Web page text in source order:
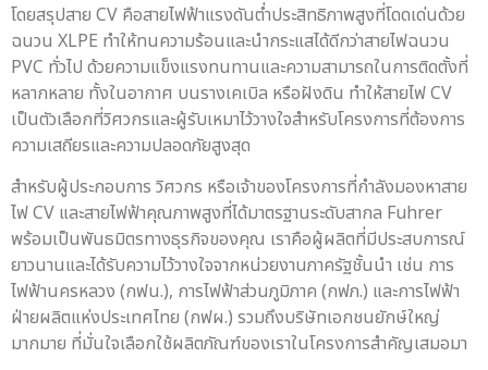
โดยสรุปสาย CV คือสายไฟฟ้าแรงดันต่ำประสิทธิภาพสูงที่โดดเด่นด้วย
ฉนวน XLPE ทำให้ทนความร้อนและนำกระแสได้ดีกว่าสายไฟฉนวน
PVC ทั่วไป ด้วยความแข็งแรงทนทานและความสามารถในการติดตั้งที่
หลากหลาย ทั้งในอากาศ บนรางเคเบิล หรือฝังดิน ทำให้สายไฟ CV
เป็นตัวเลือกที่วิศวกรและผู้รับเหมาไว้วางใจสำหรับโครงการที่ต้องการ
ความเสถียรและความปลอดภัยสูงสุด
สำหรับผู้ประกอบการ วิศวกร หรือเจ้าของโครงการที่กำลังมองหาสาย
ไฟ CV และสายไฟฟ้าคุณภาพสูงที่ได้มาตรฐานระดับสากล Fuhrer
พร้อมเป็นพันธมิตรทางธุรกิจของคุณ เราคือผู้ผลิตที่มีประสบการณ์
ยาวนานและได้รับความไว้วางใจจากหน่วยงานภาครัฐชั้นนำ เช่น การ
ไฟฟ้านครหลวง (กฟน.), การไฟฟ้าส่วนภูมิภาค (กฟภ.) และการไฟฟ้า
ฝ่ายผลิตแห่งประเทศไทย (กฟผ.) รวมถึงบริษัทเอกชนยักษ์ใหญ่
มากมาย ที่มั่นใจเลือกใช้ผลิตภัณฑ์ของเราในโครงการสำคัญเสมอมา